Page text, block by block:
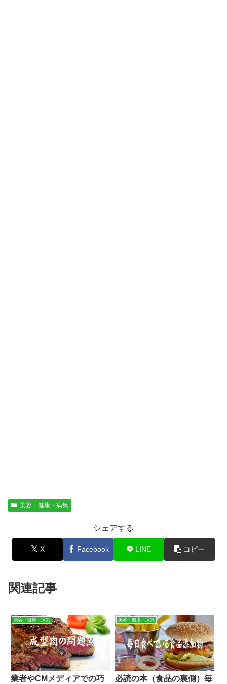
美容・健康・病気
シェアする
X Facebook LINE コピー
関連記事
美容・健康・病気
業者やCMメディアでの巧
美容・健康・病気
必読の本（食品の裏側）毎